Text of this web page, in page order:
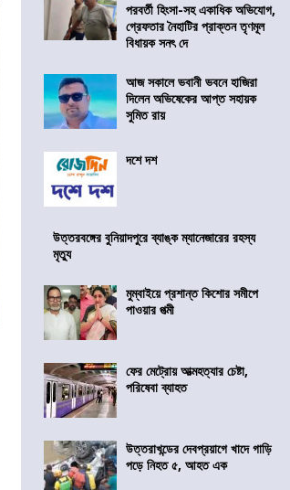
পরবর্তী হিংসা-সহ একাধিক অভিযোগ,
গ্রেফতার নৈহাটির প্রাক্তন তৃণমূল
বিধায়ক সনৎ দে
আজ সকালে ভবানী ভবনে হাজিরা
দিলেন অভিষেকের আপ্ত সহায়ক
সুমিত রায়
দশে দশ
উত্তরবঙ্গের বুনিয়াদপুরে ব্যাঙ্ক ম্যানেজারের রহস্য
মৃত্যু
মুম্বাইয়ে প্রশান্ত কিশোর সমীপে
পাওয়ার পত্মী
ফের মেট্রোয় আত্মহত্যার চেষ্টা,
পরিষেবা ব্যাহত
উত্তরাখন্ডের দেবপ্রয়াগে খাদে গাড়ি
পড়ে নিহত ৫, আহত এক